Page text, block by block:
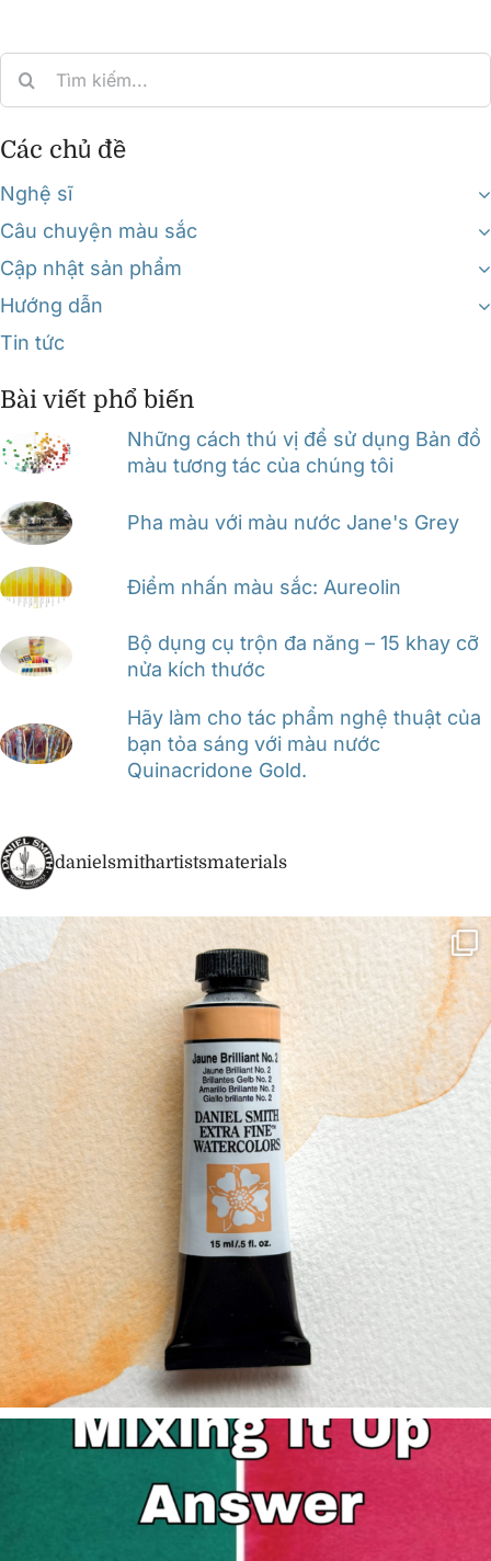
Các chủ đề
Nghệ sĩ
Câu chuyện màu sắc
Cập nhật sản phẩm
Hướng dẫn
Tin tức
Bài viết phổ biến
Những cách thú vị để sử dụng Bản đồ
màu tương tác của chúng tôi
Pha màu với màu nước Jane's Grey
Điểm nhấn màu sắc: Aureolin
Bộ dụng cụ trộn đa năng – 15 khay cỡ
nửa kích thước
Hãy làm cho tác phẩm nghệ thuật của
bạn tỏa sáng với màu nước
Quinacridone Gold.
danielsmithartistsmaterials